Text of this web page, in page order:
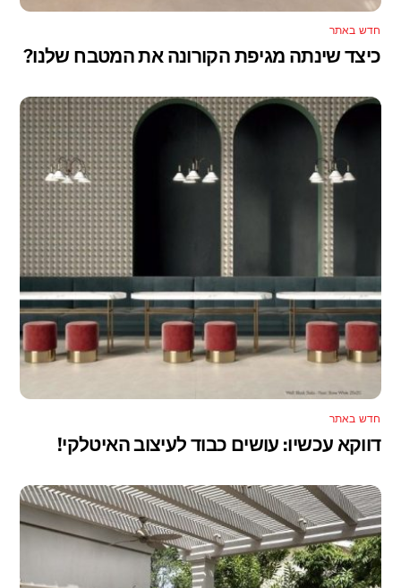
חדש באתר
כיצד שינתה מגיפת הקורונה את המטבח שלנו?
חדש באתר
דווקא עכשיו: עושים כבוד לעיצוב האיטלקי!